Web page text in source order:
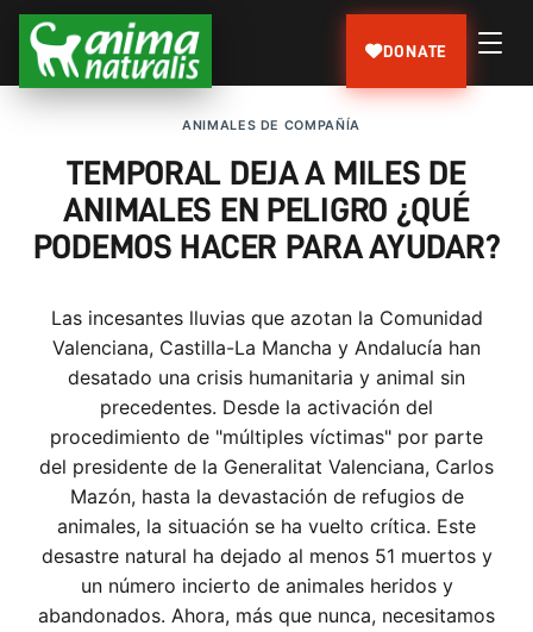
DONATE
ANIMALES DE COMPAÑÍA
TEMPORAL DEJA A MILES DE
ANIMALES EN PELIGRO ¿QUÉ
PODEMOS HACER PARA AYUDAR?
Las incesantes lluvias que azotan la Comunidad
Valenciana, Castilla-La Mancha y Andalucía han
desatado una crisis humanitaria y animal sin
precedentes. Desde la activación del
procedimiento de "múltiples víctimas" por parte
del presidente de la Generalitat Valenciana, Carlos
Mazón, hasta la devastación de refugios de
animales, la situación se ha vuelto crítica. Este
desastre natural ha dejado al menos 51 muertos y
un número incierto de animales heridos y
abandonados. Ahora, más que nunca, necesitamos